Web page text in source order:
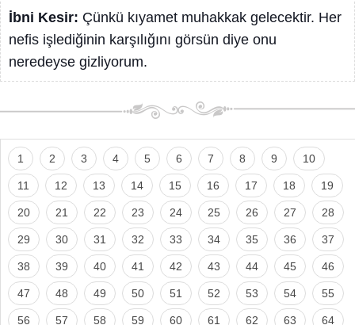
İbni Kesir: Çünkü kıyamet muhakkak gelecektir. Her
nefis işlediğinin karşılığını görsün diye onu
neredeyse gizliyorum.
1 2 3 4 5 6 7 8 9 10
11 12 13 14 15 16 17 18 19
20 21 22 23 24 25 26 27 28
29 30 31 32 33 34 35 36 37
38 39 40 41 42 43 44 45 46
47 48 49 50 51 52 53 54 55
56 57 58 59 60 61 62 63 64